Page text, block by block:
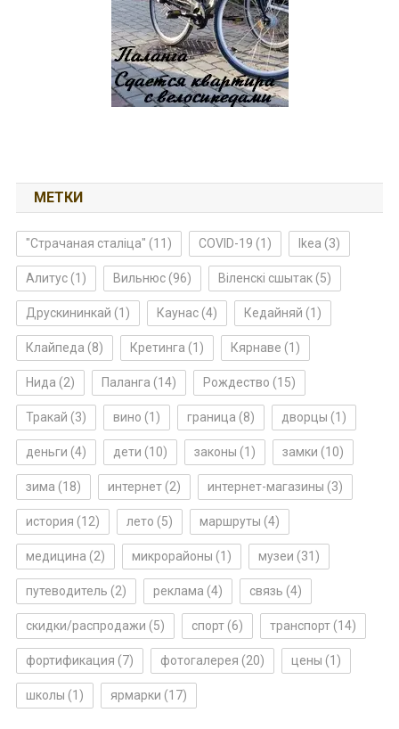
МЕТКИ
"Страчаная сталіца" (11) COVID-19 (1) Ikea (3)
Алитус(1) Вильнюс(96) Віленскі сшытак(5)
Друскининкай (1) Каунас(4) Кедайняй (1)
Клайпеда (8) Кретинга (1) Кярнаве (1)
Нида (2) Паланга (14) Рождество (15)
Тракай (3) вино (1) граница (8) дворцы (1)
деньги (4) дети (10) законы (1) замки (10)
зима (18) интернет(2) интернет-магазины (3)
история (12) лето (5) маршруты (4)
медицина (2) микрорайоны (1) музеи (31)
путеводитель (2) реклама (4) связь (4)
скидки/распродажи (5) спорт(6) транспорт(14)
фортификация (7) фотогалерея (20) цены (1)
школы (1) ярмарки (17)